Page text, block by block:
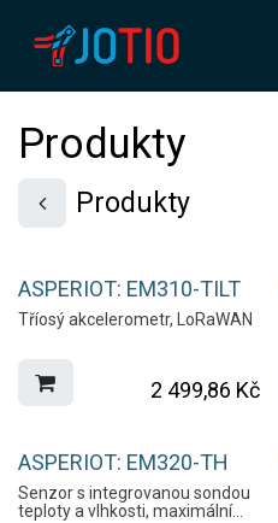
Produkty
Produkty
ASPERIOT: EM310-TILT
Tříosý akcelerometr, LoRaWAN
2 499,86 Kč
Oblíbené
ASPERIOT: EM320-TH
Senzor s integrovanou sondou
teploty a vlhkosti, maximální